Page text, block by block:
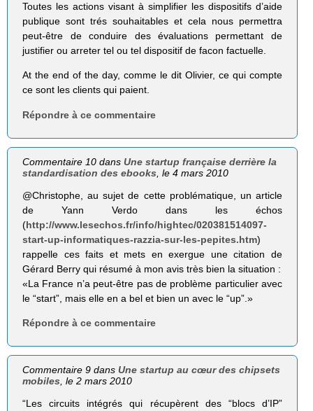
Toutes les actions visant à simplifier les dispositifs d’aide
publique sont trés souhaitables et cela nous permettra
peut-être de conduire des évaluations permettant de
justifier ou arreter tel ou tel dispositif de facon factuelle.
At the end of the day, comme le dit Olivier, ce qui compte
ce sont les clients qui paient.
Répondre à ce commentaire
Commentaire 10 dansUne startup française derrière la
standardisation des ebooks , le 4 mars 2010
@Christophe, au sujet de cette problématique, un article
de Yann Verdo dans les échos
(http://www.lesechos.fr/info/hightec/020381514097-
start-up-informatiques-razzia-sur-les-pepites.htm)
rappelle ces faits et mets en exergue une citation de
Gérard Berry qui résumé à mon avis très bien la situation :
«La France n’a peut-être pas de problème particulier avec
le “start”, mais elle en a bel et bien un avec le “up”.»
Répondre à ce commentaire
Commentaire 9 dansUne startup au cœur des chipsets
mobiles , le 2 mars 2010
“Les circuits intégrés qui récupèrent des “blocs d’IP”